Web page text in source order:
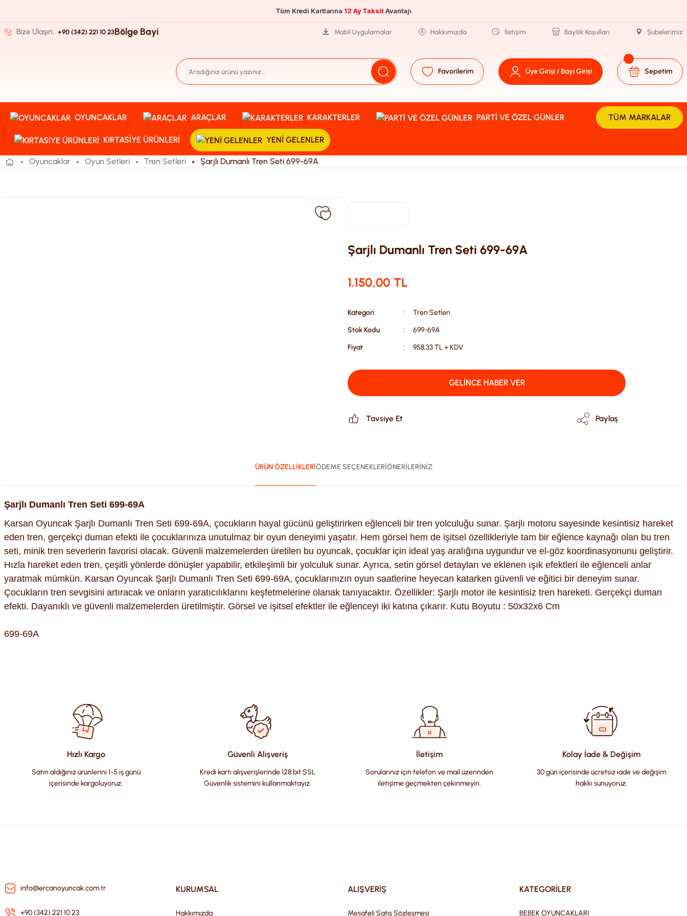
Tüm Kredi Kartlarına 12 Ay TaksitAvantajı
Bize Ulaşın: +90 (342) 221 10 23Bölge Bayi Mobil Uygulamalar Hakkımızda İletişim Bayilik Koşulları Şubelerimiz
Favorilerim Üye Girişi / Bayi Girişi Sepetim
OYUNCAKLAR ARAÇLAR KARAKTERLER PARTI VE ÖZEL GÜNLER
KIRTASIYE ÜRÜNLERI YENI GELENLER
TÜM MARKALAR
Oyuncaklar Oyun Setleri Tren Setleri Şarjlı Dumanlı Tren Seti 699-69A
Şarjlı Dumanlı Tren Seti 699-69A
1.150,00 TL
Kategori
Tren Setleri
Stok Kodu
699-69A
Fiyat
958,33 TL + KDV
GELİNCE HABER VER
Tavsiye Et Paylaş
ÜRÜN ÖZELLİKLERİÖDEME SEÇENEKLERİÖNERİLERİNİZ
Şarjlı Dumanlı Tren Seti 699-69A
Karsan Oyuncak Şarjlı Dumanlı Tren Seti 699-69A, çocukların hayal gücünü geliştirirken eğlenceli bir tren yolculuğu sunar. Şarjlı motoru sayesinde kesintisiz hareket
eden tren, gerçekçi duman efekti ile çocuklarınıza unutulmaz bir oyun deneyimi yaşatır. Hem görsel hem de işitsel özellikleriyle tam bir eğlence kaynağı olan bu tren
seti, minik tren severlerin favorisi olacak. Güvenli malzemelerden üretilen bu oyuncak, çocuklar için ideal yaş aralığına uygundur ve el-göz koordinasyonunu geliştirir.
Hızla hareket eden tren, çeşitli yönlerde dönüşler yapabilir, etkileşimli bir yolculuk sunar. Ayrıca, setin görsel detayları ve eklenen ışık efektleri ile eğlenceli anlar
yaratmak mümkün. Karsan Oyuncak Şarjlı Dumanlı Tren Seti 699-69A, çocuklarınızın oyun saatlerine heyecan katarken güvenli ve eğitici bir deneyim sunar.
Çocukların tren sevgisini artıracak ve onların yaratıcılıklarını keşfetmelerine olanak tanıyacaktır. Özellikler: Şarjlı motor ile kesintisiz tren hareketi. Gerçekçi duman
efekti. Dayanıklı ve güvenli malzemelerden üretilmiştir. Görsel ve işitsel efektler ile eğlenceyi iki katına çıkarır. Kutu Boyutu : 50x32x6 Cm
699-69A
Ürün resmi kalitesiz, bozuk veya görüntülenemiyor.
Ürün açıklamasında eksik bilgiler bulunuyor.
Ürün bilgilerinde hatalar bulunuyor.
Bu ürüne benzer farklı alternatifler olmalı.
Hızlı Kargo
Satın aldığınız ürünlerini 1-5 iş günü
içerisinde kargoluyoruz.
Güvenli Alışveriş
Kredi kartı alışverişlerinde 128 bit SSL
Güvenlik sistemini kullanmaktayız.
İletişim
Sorularınız için telefon ve mail üzerinden
iletişime geçmekten çekinmeyin.
Kolay İade & Değişim
30 gün içerisinde ücretsiz iade ve değişim
hakkı sunuyoruz.
info@ercanoyuncak.com.tr
+90 (342) 221 10 23
KURUMSAL
Hakkımızda
ALIŞVERİŞ
Mesafeli Satış Sözleşmesi
KATEGORİLER
BEBEK OYUNCAKLARI